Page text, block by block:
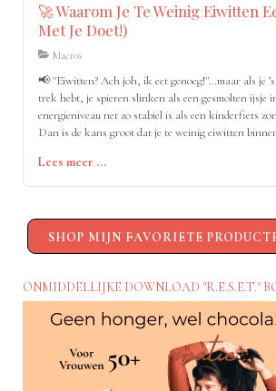
🚀 Waarom Je Te Weinig Eiwitten
Met Je Doet!)
Macros
📢 "Eiwitten? Ach joh, ik eet genoeg!"…maar als je
trek hebt, je spieren slinken als een gesmolten ijsje
energieniveau net zo stabiel is als een kinderfiets
Dan is de kans groot dat je te weinig eiwitten
Lees meer ...
SHOP MIJN FAVORIETE
ONMIDDELLIJKE DOWNLOAD "R.E.S.E.T."